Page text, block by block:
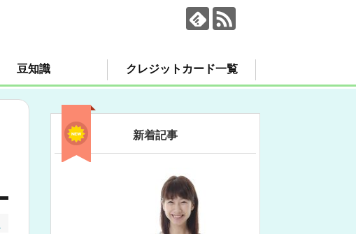
豆知識 クレジットカード一覧
新着記事